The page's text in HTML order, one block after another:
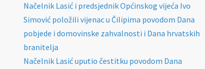
Načelnik Lasić i predsjednik Općinskog vijeća Ivo
Simović položili vijenac u Čilipima povodom Dana
pobjede i domovinske zahvalnosti i Dana hrvatskih
branitelja
Načelnik Lasić uputio čestitku povodom Dana